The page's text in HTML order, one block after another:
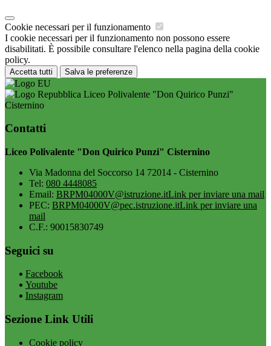
Cookie necessari per il funzionamento
I cookie necessari per il funzionamento non possono essere
disabilitati. È possibile consultare l'elenco nella pagina della cookie
policy.
Accetta tutti Salva le preferenze
Liceo Polivalente "Don Quirico Punzi"
Cisternino
Contatti
Liceo Polivalente "Don Quirico Punzi" Cisternino
Via Madonna del Soccorso 14 72014 - Cisternino
Tel: 080 4448085
Email: BRPM04000V@istruzione.itLink per inviare una mail
PEC: BRPM04000V@pec.istruzione.itLink per inviare una
mail
C.F.: 90015830749
Seguici su
Facebook
Youtube
Instagram
Sezione Link Utili
Cookie policy